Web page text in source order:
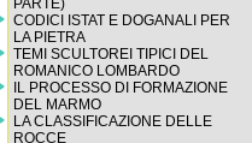
PARTE)
CODICI ISTAT E DOGANALI PER
LA PIETRA
TEMI SCULTOREI TIPICI DEL
ROMANICO LOMBARDO
IL PROCESSO DI FORMAZIONE
DEL MARMO
LA CLASSIFICAZIONE DELLE
ROCCE